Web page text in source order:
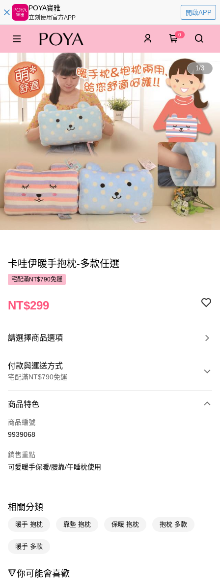
POYA寶雅
立刻使用官方APP
開啟APP
0
1/3
卡哇伊暖手抱枕-多款任選
宅配滿NT$790免運
NT$299
請選擇商品選項
付款與運送方式
宅配滿NT$790免運
POYA支付
信用卡一次付款
Apple Pay
悠遊付
相關說明
AFTEE先享後付是「在收到商品之後才付款」的支付方式。 讓您購物簡單
便利好安心！
即享券
商品特色
商品編號
9939068
銷售重點
可愛暖手保暖/腰靠/午睡枕使用
相關分類
暖手 抱枕 靠墊 抱枕 保暖 抱枕 抱枕 多款
暖手 多款
🔻你可能會喜歡